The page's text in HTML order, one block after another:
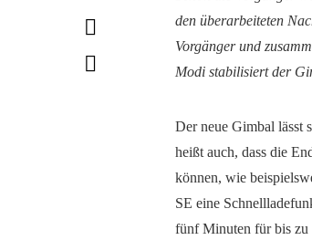
den überarbeiteten
Vorgänger und
Modi stabilisiert der
Der neue Gimbal lässt
heißt auch, dass die
können, wie
SE eine
fünf Minuten für bis zu